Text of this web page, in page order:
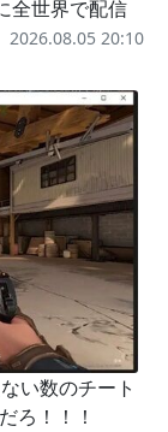
全世界で配信
2026.08.05 20:10
い数のチート
ろ！！！